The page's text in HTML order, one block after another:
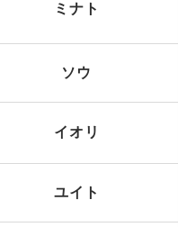
ミナト
ソウ
イオリ
ユイト